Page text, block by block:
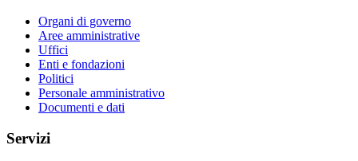
Organi di governo
Aree amministrative
Uffici
Enti e fondazioni
Politici
Personale amministrativo
Documenti e dati
Servizi